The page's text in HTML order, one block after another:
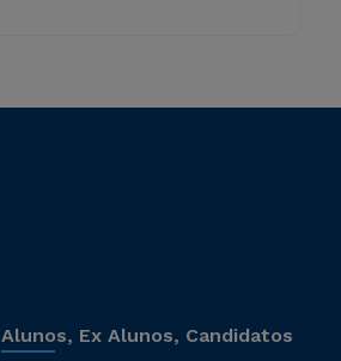
Alunos, Ex Alunos, Candidatos